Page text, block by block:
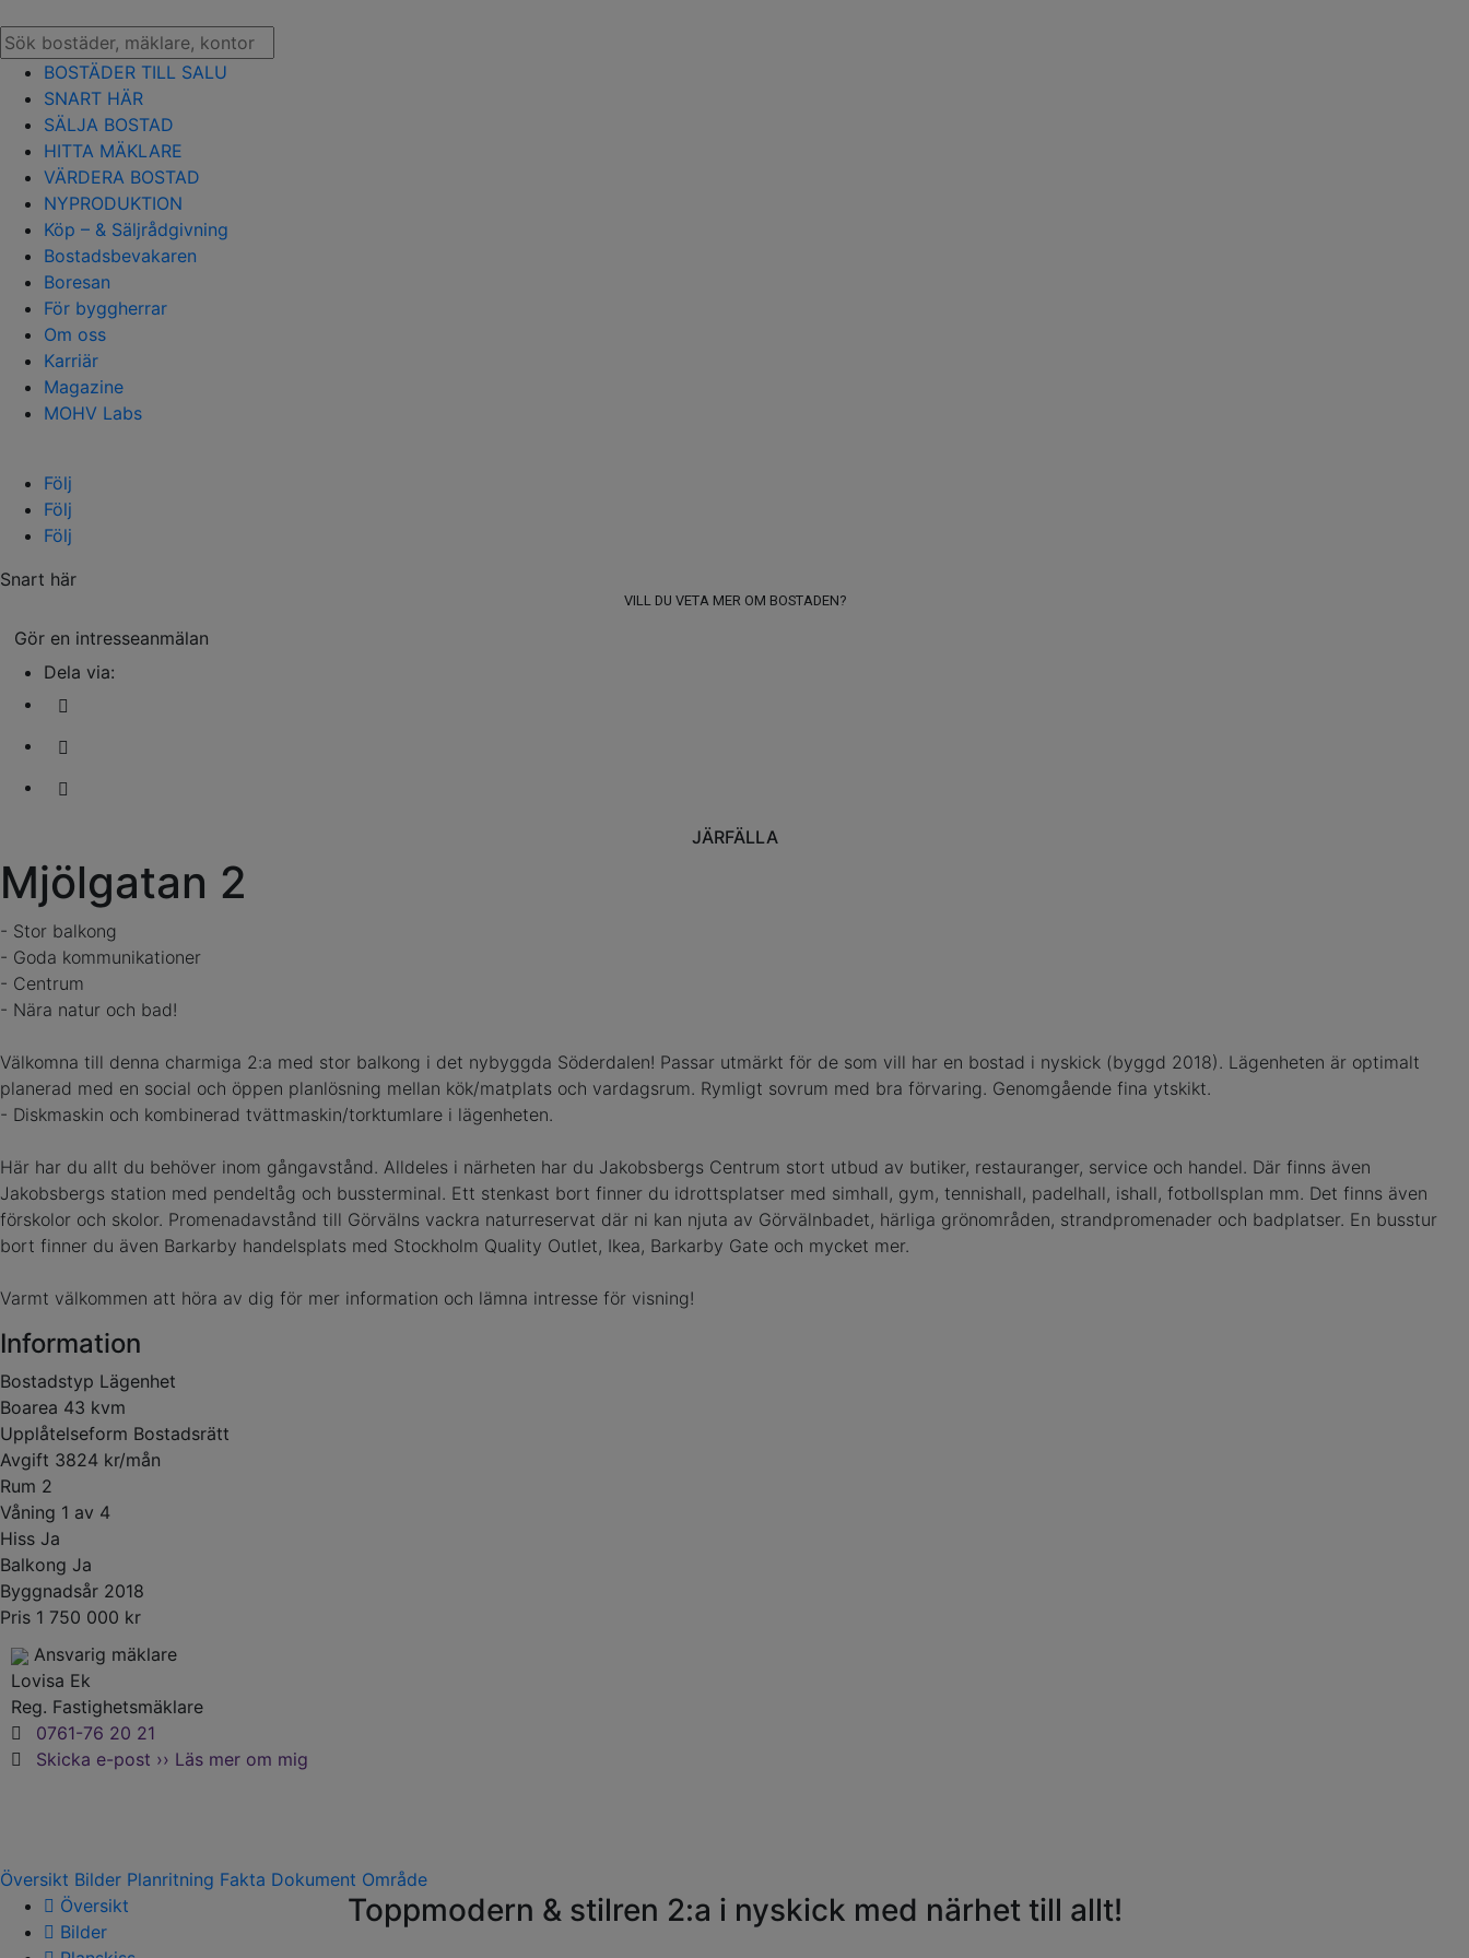
BOSTÄDER TILL SALU
SNART HÄR
SÄLJA BOSTAD
HITTA MÄKLARE
VÄRDERA BOSTAD
NYPRODUKTION
Köp – & Säljrådgivning
Bostadsbevakaren
Boresan
För byggherrar
Om oss
Karriär
Magazine
MOHV Labs
Följ
Följ
Följ
Snart här
VILL DU VETA MER OM BOSTADEN?
Gör en intresseanmälan
Dela via:
JÄRFÄLLA
Mjölgatan 2
- Stor balkong
- Goda kommunikationer
- Centrum
- Nära natur och bad!
Välkomna till denna charmiga 2:a med stor balkong i det nybyggda Söderdalen! Passar utmärkt för de som vill har en bostad i nyskick (byggd 2018). Lägenheten är optimalt
planerad med en social och öppen planlösning mellan kök/matplats och vardagsrum. Rymligt sovrum med bra förvaring. Genomgående fina ytskikt.
- Diskmaskin och kombinerad tvättmaskin/torktumlare i lägenheten.
Här har du allt du behöver inom gångavstånd. Alldeles i närheten har du Jakobsbergs Centrum stort utbud av butiker, restauranger, service och handel. Där finns även
Jakobsbergs station med pendeltåg och bussterminal. Ett stenkast bort finner du idrottsplatser med simhall, gym, tennishall, padelhall, ishall, fotbollsplan mm. Det finns även
förskolor och skolor. Promenadavstånd till Görvälns vackra naturreservat där ni kan njuta av Görvälnbadet, härliga grönområden, strandpromenader och badplatser. En busstur
bort finner du även Barkarby handelsplats med Stockholm Quality Outlet, Ikea, Barkarby Gate och mycket mer.
Varmt välkommen att höra av dig för mer information och lämna intresse för visning!
Information
Bostadstyp Lägenhet
Boarea 43 kvm
Upplåtelseform Bostadsrätt
Avgift 3824 kr/mån
Rum 2
Våning 1 av 4
Hiss Ja
Balkong Ja
Byggnadsår 2018
Pris 1 750 000 kr
Ansvarig mäklare
Lovisa Ek
Reg. Fastighetsmäklare
0761-76 20 21
Skicka e-post ›› Läs mer om mig
Översikt Bilder Planritning Fakta Dokument Område
Översikt
Bilder
Toppmodern & stilren 2:a i nyskick med närhet till allt!